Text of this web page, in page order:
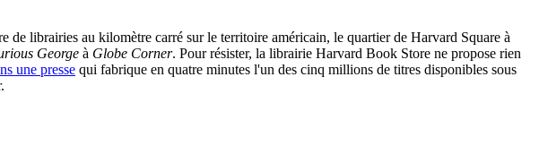
librairies au kilomètre carré sur le territoire américain, le quartier de Harvard Square à
George à Globe Corner. Pour résister, la librairie Harvard Book Store ne propose rien
une presse qui fabrique en quatre minutes l'un des cinq millions de titres disponibles sous